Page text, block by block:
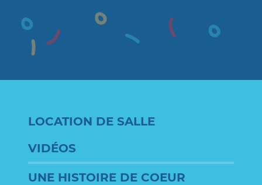
LOCATION DE SALLE
VIDÉOS
UNE HISTOIRE DE COEUR